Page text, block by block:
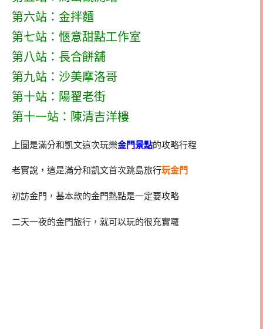
第六站：金拌麵
第七站：愜意甜點工作室
第八站：長合餅舖
第九站：沙美摩洛哥
第十站：陽翟老街
第十一站：陳清吉洋樓
上圖是滿分和凱文這次玩樂金門景點的攻略行程
老實說，這是滿分和凱文首次跳島旅行玩金門
初訪金門，基本款的金門熱點是一定要攻略
二天一夜的金門旅行，就可以玩的很充實囉